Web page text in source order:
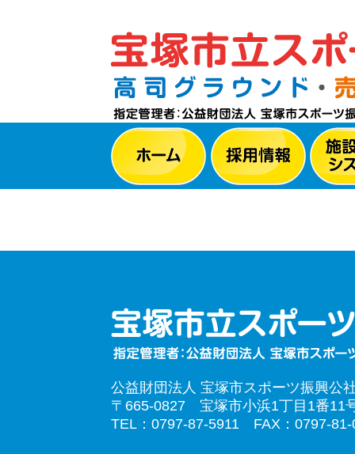
公益財団法人 宝塚市スポーツ振興公
〒665-0827 宝塚市小浜1丁目1番11
TEL：0797-87-5911 FAX：0797-81-